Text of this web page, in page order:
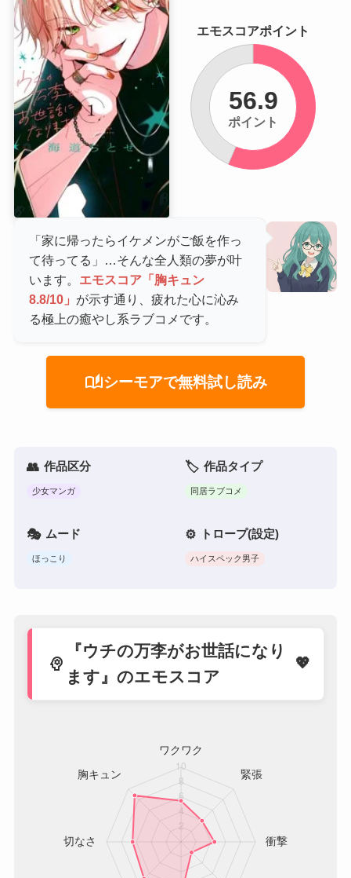
「家に帰ったらイケメンがご飯を作っ
て待ってる」…そんな全人類の夢が叶
います。 エモスコア「胸キュン
8.8/10」 が示す通り、疲れた心に沁み
る極上の癒やし系ラブコメです。
auto_storiesシーモアで無料試し読み
エモスコアポイント
56.9
ポイント
作品区分
少女マンガ
作品タイプ
同居ラブコメ
ムード
ほっこり
トロープ(設定)
ハイスペック男子
psychology
『ウチの万李がお世話になり
ます』のエモスコア